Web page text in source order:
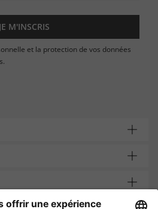
JE M'INSCRIS
et la protection de vos données